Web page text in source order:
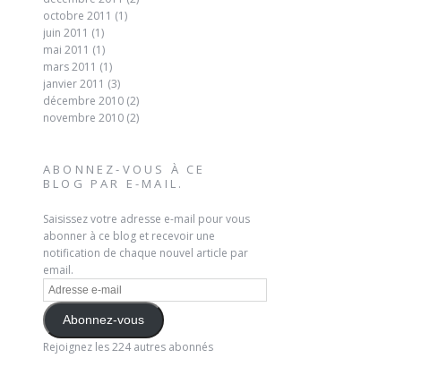
octobre 2011 (1)
juin 2011 (1)
mai 2011 (1)
mars 2011 (1)
janvier 2011 (3)
décembre 2010 (2)
novembre 2010 (2)
ABONNEZ-VOUS À CE
BLOG PAR E-MAIL.
Saisissez votre adresse e-mail pour vous
abonner à ce blog et recevoir une
notification de chaque nouvel article par
email.
Adresse
e-
mailAbonnez-vous
Rejoignez les 224 autres abonnés